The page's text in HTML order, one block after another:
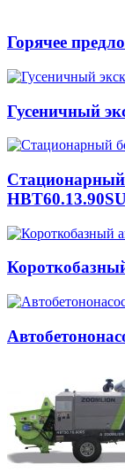
Горячее
Гусеничный
Стационарный